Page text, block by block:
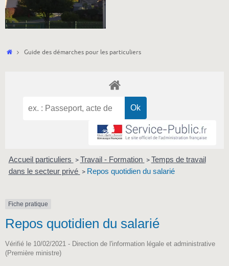
Accueil
Guide des démarches pour les particuliers
Accueil particuliers > Travail - Formation > Temps de travail
dans le secteur privé > Repos quotidien du salarié
Fiche pratique
Repos quotidien du salarié
Vérifié le 10/02/2021 - Direction de l'information légale et administrative
(Première ministre)